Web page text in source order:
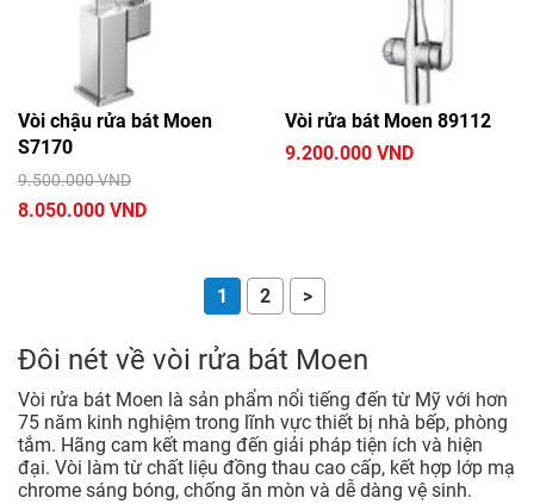
Vòi chậu rửa bát Moen
S7170
9.500.000 VND
8.050.000 VND
Vòi rửa bát Moen 89112
9.200.000 VND
1 2 >
Đôi nét về vòi rửa bát Moen
Vòi rửa bát Moen là sản phẩm nổi tiếng đến từ Mỹ với hơn
75 năm kinh nghiệm trong lĩnh vực thiết bị nhà bếp, phòng
tắm. Hãng cam kết mang đến giải pháp tiện ích và hiện
đại. Vòi làm từ chất liệu đồng thau cao cấp, kết hợp lớp mạ
chrome sáng bóng, chống ăn mòn và dễ dàng vệ sinh.